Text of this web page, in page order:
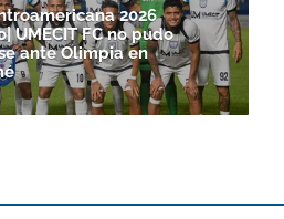
2026
UMECIT FC no pudo
ante Olimpia en